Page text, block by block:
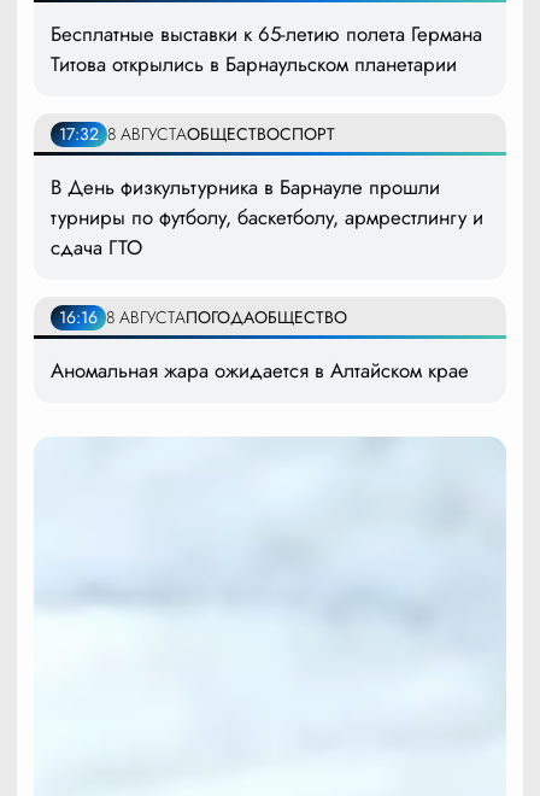
Бесплатные выставки к 65-летию полета Германа
Титова открылись в Барнаульском планетарии
17:32 8 АВГУСТАОБЩЕСТВОСПОРТ
В День физкультурника в Барнауле прошли
турниры по футболу, баскетболу, армрестлингу и
сдача ГТО
16:16 8 АВГУСТАПОГОДАОБЩЕСТВО
Аномальная жара ожидается в Алтайском крае